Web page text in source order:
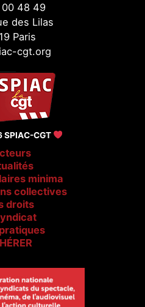
00 48 49
des Lilas
Paris
cgt.org
CGT
minima
collectives
droits